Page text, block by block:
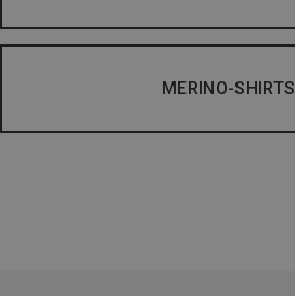
MERINO-SHIRTS